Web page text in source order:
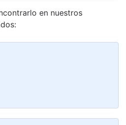
en nuestros
s: